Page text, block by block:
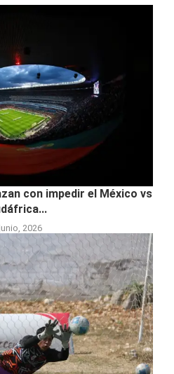
con impedir el México vs
2026